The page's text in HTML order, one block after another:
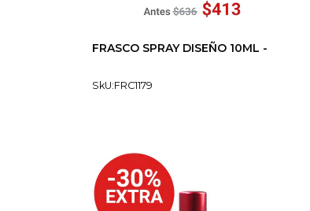
FRASCO SPRAY DISEÑO 10ML -
SkU:FRC1179